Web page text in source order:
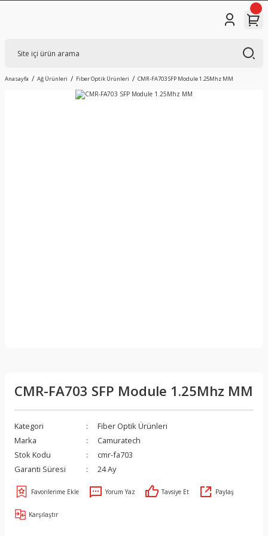
Anasayfa Ağ Ürünleri Fiber Optik Ürünleri CMR-FA703 SFP Module 1.25Mhz MM
CMR-FA703 SFP Module 1.25Mhz MM
Kategori
Fiber Optik Ürünleri
Marka
Camuratech
Stok Kodu
cmr-fa703
Garanti Süresi
24 Ay
Yorum Yaz Tavsiye Et Paylaş
Karşılaştır